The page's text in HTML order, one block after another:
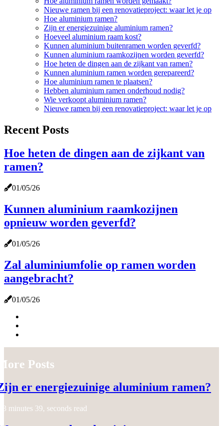
Nieuwe ramen bij een renovatieproject: waar let je op
Hoe aluminium ramen?
Zijn er energiezuinige aluminium ramen?
Hoeveel aluminium raam kost?
Kunnen aluminium buitenramen worden geverfd?
Kunnen aluminium raamkozijnen worden geverfd?
Hoe heten de dingen aan de zijkant van ramen?
Kunnen aluminium ramen worden gerepareerd?
Hoe aluminium ramen te plaatsen?
Hebben aluminium ramen onderhoud nodig?
Wie verkoopt aluminium ramen?
Nieuwe ramen bij een renovatieproject: waar let je op
Recent Posts
Hoe heten de dingen aan de zijkant van
ramen?
01/05/26
Kunnen aluminium raamkozijnen
opnieuw worden geverfd?
01/05/26
Zal aluminiumfolie op ramen worden
aangebracht?
01/05/26
Posts
er energiezuinige aluminium ramen?
3 minutes 39, seconds read